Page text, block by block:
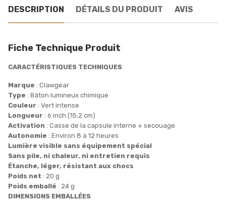
DESCRIPTION DÉTAILS DU PRODUIT AVIS
Fiche Technique Produit
CARACTÉRISTIQUES TECHNIQUES
Marque : Clawgear
Type : Bâton lumineux chimique
Couleur : Vert intense
Longueur : 6 inch (15,2 cm)
Activation : Casse de la capsule interne + secouage
Autonomie : Environ 8 à 12 heures
Lumière visible sans équipement spécial
Sans pile, ni chaleur, ni entretien requis
Étanche, léger, résistant aux chocs
Poids net : 20 g
Poids emballé : 24 g
DIMENSIONS EMBALLÉES